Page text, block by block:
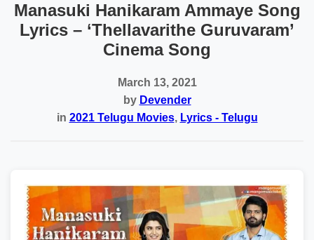
Manasuki Hanikaram Ammaye Song
Lyrics – ‘Thellavarithe Guruvaram’
Cinema Song
March 13, 2021
by Devender
in 2021 Telugu Movies, Lyrics - Telugu